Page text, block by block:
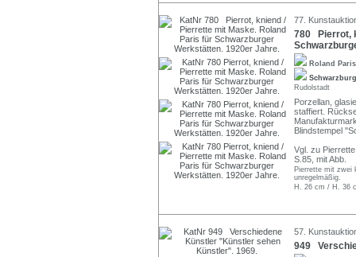
77.
780 Pierrot,
Roland
Rudolstadt
Porzellan,
staffiert.
Blindstempel
Vgl. zu
S.85, mit Abb.
Pierrette mit zwei
unregelmäßig.
H. 26 cm / H. 36
57.
949